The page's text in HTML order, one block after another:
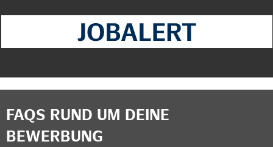
FAQS RUND UM DEINE
BEWERBUNG